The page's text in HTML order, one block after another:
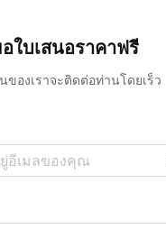
ใบเสนอราคาฟรี
ของเราจะติดต่อท่านโดยเร็ว